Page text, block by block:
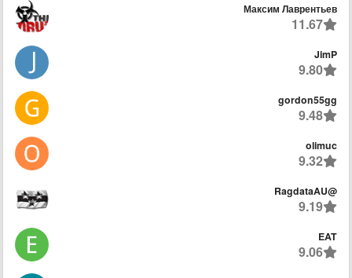
Максим Лаврентьев
11.67
JimP
9.80
gordon55gg
9.48
olimuc
9.32
@RagdataAU
9.19
EAT
9.06